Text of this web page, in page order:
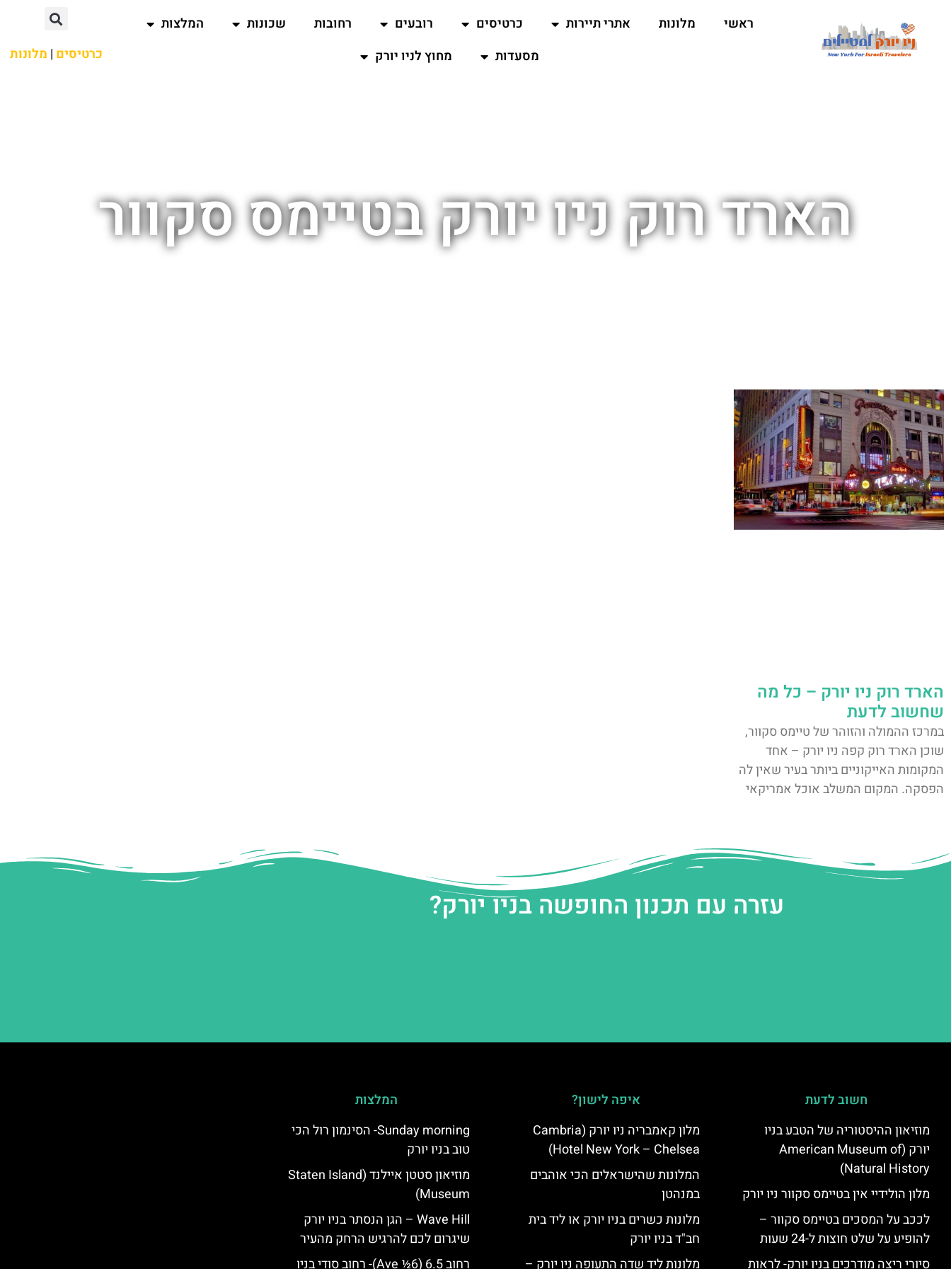
ראשי מלונות אתרי תיירות כרטיסים רובעים רחובות שכונות
המלצות
מסעדות
מחוץ לניו יורק כרטיסים | מלונות
הארד רוק ניו יורק בטיימס סקוור
הארד רוק ניו יורק – כל מה
שחשוב לדעת
במרכז ההמולה והזוהר של טיימס סקוור,
שוכן הארד רוק קפה ניו יורק – אחד
המקומות האייקוניים ביותר בעיר שאין לה
הפסקה. המקום המשלב אוכל אמריקאי
עזרה עם תכנון החופשה בניו יורק?
חשוב לדעת
מוזיאון ההיסטוריה של הטבע בניו
יורק (American Museum of
Natural History)
מלון הולידיי אין בטיימס סקוור ניו יורק
לככב על המסכים בטיימס סקוור –
להופיע על שלט חוצות ל-24 שעות
סיורי ריצה מודרכים בניו יורק- לראות
איפה לישון?
מלון קאמבריה ניו יורק (Cambria
Hotel New York – Chelsea)
המלונות שהישראלים הכי אוהבים
במנהטן
מלונות כשרים בניו יורק או ליד בית
חב"ד בניו יורק
מלונות ליד שדה התעופה ניו יורק –
המלצות
Sunday morning- הסינמון רול הכי
טוב בניו יורק
מוזיאון סטטן איילנד (Staten Island
Museum)
Wave Hill – הגן הנסתר בניו יורק
שיגרום לכם להרגיש הרחק מהעיר
רחוב 6.5 (6½ Ave)- רחוב סודי בניו